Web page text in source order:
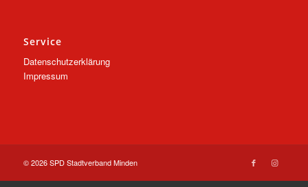
Service
Datenschutzerklärung
Impressum
© 2026 SPD Stadtverband Minden